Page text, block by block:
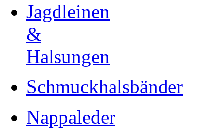
Jagdleinen
&
Halsungen
Schmuckhalsbänder
Nappaleder